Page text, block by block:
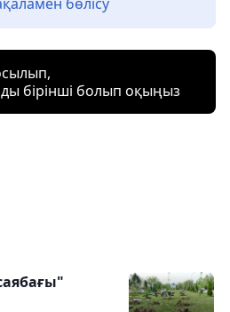
бірінші болып оқыңыз